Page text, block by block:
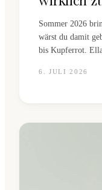
Sommer 2026
wärst du damit
bis Kupferrot.
Pflegeaufwand du
6. JULI 2026